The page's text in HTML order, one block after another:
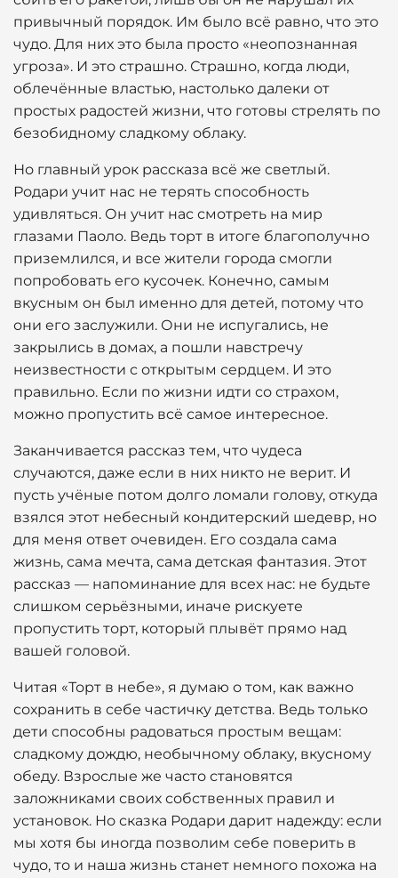
привычный порядок. Им было всё равно, что это
чудо. Для них это была просто «неопознанная
угроза». И это страшно. Страшно, когда люди,
облечённые властью, настолько далеки от
простых радостей жизни, что готовы стрелять по
безобидному сладкому облаку.
Но главный урок рассказа всё же светлый.
Родари учит нас не терять способность
удивляться. Он учит нас смотреть на мир
глазами Паоло. Ведь торт в итоге благополучно
приземлился, и все жители города смогли
попробовать его кусочек. Конечно, самым
вкусным он был именно для детей, потому что
они его заслужили. Они не испугались, не
закрылись в домах, а пошли навстречу
неизвестности с открытым сердцем. И это
правильно. Если по жизни идти со страхом,
можно пропустить всё самое интересное.
Заканчивается рассказ тем, что чудеса
случаются, даже если в них никто не верит. И
пусть учёные потом долго ломали голову, откуда
взялся этот небесный кондитерский шедевр, но
для меня ответ очевиден. Его создала сама
жизнь, сама мечта, сама детская фантазия. Этот
рассказ — напоминание для всех нас: не будьте
слишком серьёзными, иначе рискуете
пропустить торт, который плывёт прямо над
вашей головой.
Читая «Торт в небе», я думаю о том, как важно
сохранить в себе частичку детства. Ведь только
дети способны радоваться простым вещам:
сладкому дождю, необычному облаку, вкусному
обеду. Взрослые же часто становятся
заложниками своих собственных правил и
установок. Но сказка Родари дарит надежду: если
мы хотя бы иногда позволим себе поверить в
чудо, то и наша жизнь станет немного похожа на